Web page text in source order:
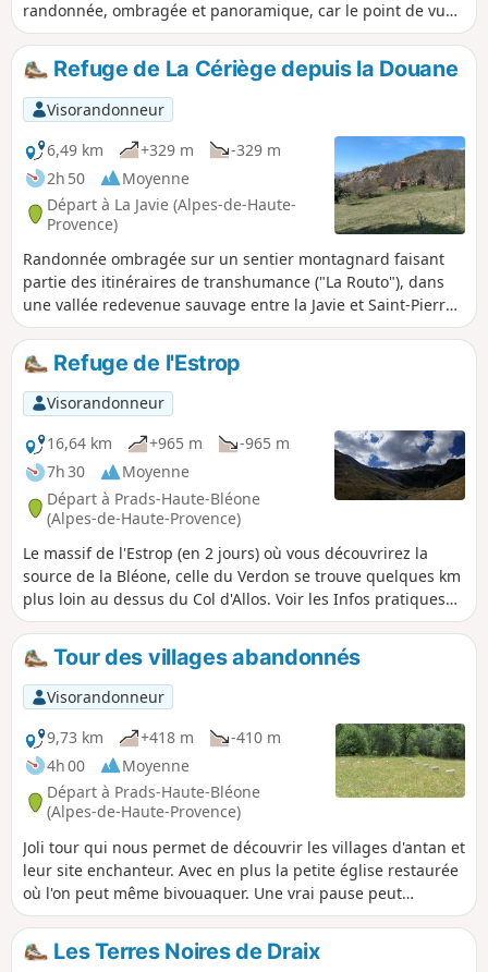
randonnée, ombragée et panoramique, car le point de vue
du sommet est magnifique. Retour par la vallée du Galèbre.
Refuge de La Cériège depuis la Douane
Visorandonneur
6,49 km
+329 m
-329 m
2h 50
Moyenne
Départ à La Javie (Alpes-de-Haute-
Provence)
Randonnée ombragée sur un sentier montagnard faisant
partie des itinéraires de transhumance ("La Routo"), dans
une vallée redevenue sauvage entre la Javie et Saint-Pierre
de Beaujeu. Traversée de milieux boisés variés à la
rencontre d’une nature fascinante (au printemps :
orchidées dont ophrys bourdon), visite d’un hameau,
aujourd’hui inhabité, avec un refuge spartiate mais toujours
ouvert.
Refuge de l'Estrop
Visorandonneur
16,64 km
+965 m
-965 m
7h 30
Moyenne
Départ à Prads-Haute-Bléone
(Alpes-de-Haute-Provence)
Le massif de l'Estrop (en 2 jours) où vous découvrirez la
source de la Bléone, celle du Verdon se trouve quelques km
plus loin au dessus du Col d'Allos. Voir les Infos pratiques
pour accéder à la randonnée vers le sommet de l'Estrop.
Tour des villages abandonnés
Visorandonneur
9,73 km
+418 m
-410 m
4h 00
Moyenne
Départ à Prads-Haute-Bléone
(Alpes-de-Haute-Provence)
Joli tour qui nous permet de découvrir les villages d'antan et
leur site enchanteur. Avec en plus la petite église restaurée
où l'on peut même bivouaquer. Une vrai pause peut
s'envisager!
Les Terres Noires de Draix